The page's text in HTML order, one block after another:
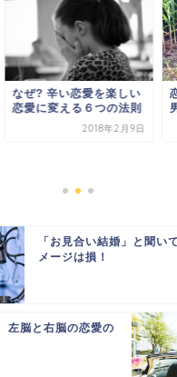
なぜ? 辛い恋愛を楽しい
恋愛に変える６つの法則
2018年2月9日
「お見合い結婚」と聞い
メージは損！
脳と右脳の恋愛の